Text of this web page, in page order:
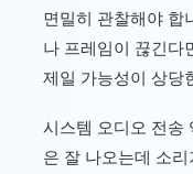
면밀히 관찰해야 합
나 프레임이 끊긴다
제일 가능성이 상당
시스템 오디오 전송
은 잘 나오는데 소